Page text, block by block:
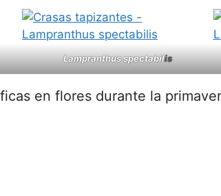
Lampranthus spectabilis
en flores durante la